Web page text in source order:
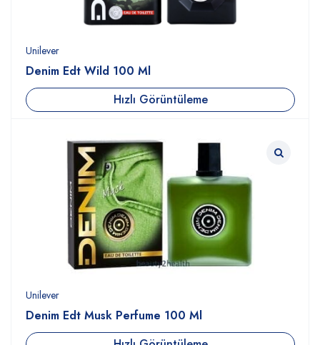
Unilever
Denim Edt Wild 100 Ml
Hızlı Görüntüleme
Unilever
Denim Edt Musk Perfume 100 Ml